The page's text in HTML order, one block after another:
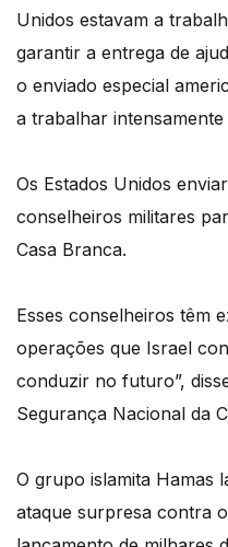
Unidos estavam a
garantir a entrega de
o enviado especial
a trabalhar
Os Estados Unidos
conselheiros militares
Casa Branca.
Esses conselheiros têm
operações que Israel
conduzir no futuro”,
Segurança Nacional da
O grupo islamita Hamas
ataque surpresa contra